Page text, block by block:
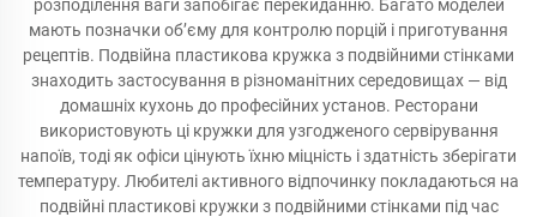
розподілення ваги запобігає перекиданню. Багато моделей
мають позначки об’єму для контролю порцій і приготування
рецептів. Подвійна пластикова кружка з подвійними стінками
знаходить застосування в різноманітних середовищах — від
домашніх кухонь до професійних установ. Ресторани
використовують ці кружки для узгодженого сервірування
напоїв, тоді як офіси цінують їхню міцність і здатність зберігати
температуру. Любителі активного відпочинку покладаються на
подвійні пластикові кружки з подвійними стінками під час